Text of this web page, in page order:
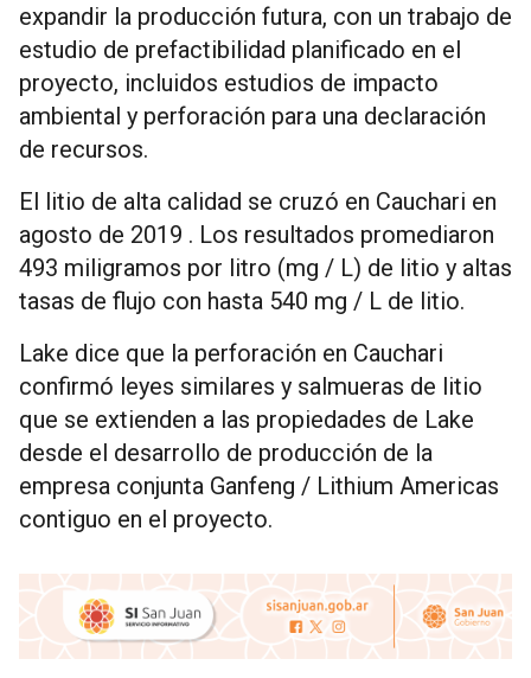
expandir la producción futura, con un trabajo de
estudio de prefactibilidad planificado en el
proyecto, incluidos estudios de impacto
ambiental y perforación para una declaración
de recursos.
El litio de alta calidad se cruzó en Cauchari en
agosto de 2019 . Los resultados promediaron
493 miligramos por litro (mg / L) de litio y altas
tasas de flujo con hasta 540 mg / L de litio.
Lake dice que la perforación en Cauchari
confirmó leyes similares y salmueras de litio
que se extienden a las propiedades de Lake
desde el desarrollo de producción de la
empresa conjunta Ganfeng / Lithium Americas
contiguo en el proyecto.